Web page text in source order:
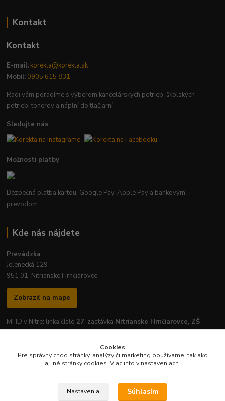
Kontakt
Kontakt
E-mail: korekta@korekta.sk
Mobil: 0905 615 831
Radi vám poradíme s výberom kancelárskych potrieb, školských
potrieb, tonerov a náplní do tlačiarní.
Sledujte nás
Možnosti platby
Bezpečná platba kartou, Google Pay, Apple Pay a bankovým
prevodom.
Kde nás nájdete
Prevádzka:
Jelenecká 129
951 01, Nitrianske Hrnčiarovce
Zobraziť na mape
MHD v Nitre: linka číslo 27, zastávka Nitrianske Hrnčiarovce, ZŠ
Otváracie hodiny prevádzky:
Cookies
Pre správny chod stránky, analýzy či marketing používame, tak ako
aj iné stránky cookies. Viac info v nastaveniach.
Nastavenia Súhlasím